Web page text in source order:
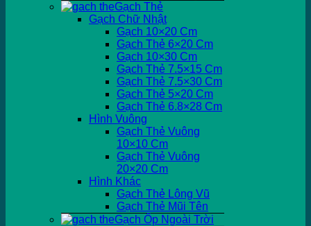
Gạch Thẻ
Gạch Chữ Nhật
Gạch 10×20 Cm
Gạch Thẻ 6×20 Cm
Gạch 10×30 Cm
Gạch Thẻ 7.5×15 Cm
Gạch Thẻ 7.5×30 Cm
Gạch Thẻ 5×20 Cm
Gạch Thẻ 6.8×28 Cm
Hình Vuông
Gạch Thẻ Vuông
10×10 Cm
Gạch Thẻ Vuông
20×20 Cm
Hình Khác
Gạch Thẻ Lông Vũ
Gạch Thẻ Mũi Tên
Gạch Ốp Ngoài Trời